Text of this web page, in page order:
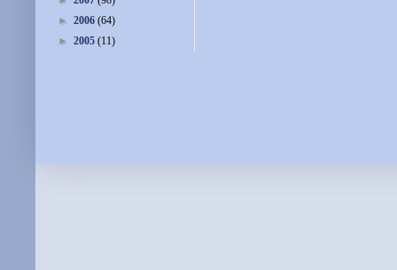
► 2006 (64)
► 2005 (11)